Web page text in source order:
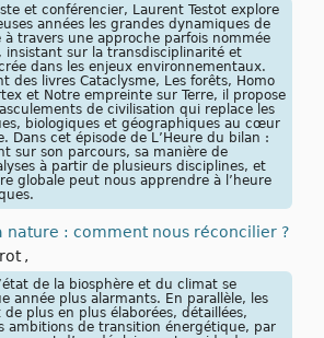
et conférencier, Laurent Testot explore
années les grandes dynamiques de
à travers une approche parfois nommée
insistant sur la transdisciplinarité et
dans les enjeux environnementaux.
des livres Cataclysme, Les forêts, Homo
et Notre empreinte sur Terre, il propose
de civilisation qui replace les
biologiques et géographiques au cœur
Dans cet épisode de L’Heure du bilan :
sur son parcours, sa manière de
à partir de plusieurs disciplines, et
globale peut nous apprendre à l’heure
nature : comment nous réconcilier ?
,
de la biosphère et du climat se
année plus alarmants. En parallèle, les
plus en plus élaborées, détaillées,
ambitions de transition énergétique, par